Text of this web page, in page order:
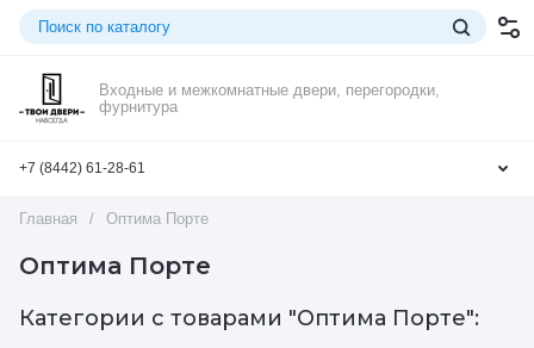
Входные и межкомнатные двери, перегородки,
фурнитура
+7 (8442) 61-28-61
Главная / Оптима Порте
Оптима Порте
Категории с товарами "Оптима Порте":